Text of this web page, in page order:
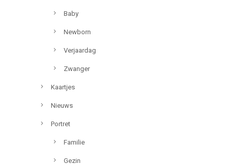
Baby
Newborn
Verjaardag
Zwanger
Kaartjes
Nieuws
Portret
Familie
Gezin